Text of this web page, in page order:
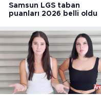
Samsun LGS taban
puanları 2026 belli oldu